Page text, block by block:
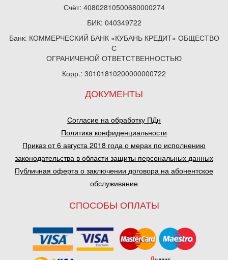
Счёт: 40802810500680000274
БИК: 040349722
Банк: КОММЕРЧЕСКИЙ БАНК «КУБАНЬ КРЕДИТ» ОБЩЕСТВО
С
ОГРАНИЧЕНОЙ ОТВЕТСТВЕННОСТЬЮ
Корр.: 30101810200000000722
ДОКУМЕНТЫ
Согласие на обработку ПДн
Политика конфиденциальности
Приказ от 6 августа 2018 года о мерах по исполнению
законодательства в области защиты персональных данных
Публичная оферта о заключении договора на абонентское
обслуживание
СПОСОБЫ ОПЛАТЫ